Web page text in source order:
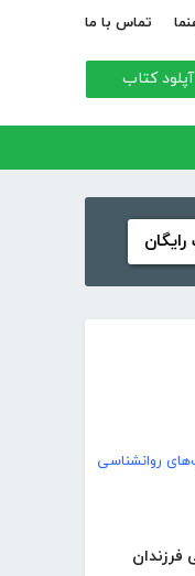
تماس با ما
آپلود کتاب
روانشناسی
فرزندان